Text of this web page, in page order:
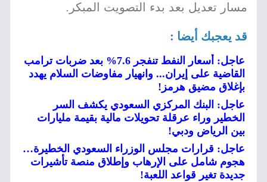
مسار تعديل بعد بدء التصويت المبكر.
قد يعجبك أيضا :
عاجل: أسعار النفط تنفجر 7.6% بعد ضربات ترامب
القاضية على إيران... وانهيار مفاوضات السلام يهدد
بإغلاق مضيق هرمز!
عاجل: البنك المركزي السعودي يكشف السر
الخطير وراء عرقلة تحويلات مالية بقيمة مليارات
بين الرياض ودبي!
عاجل: قرارات مجلس الوزراء السعودي الخطيرة…
هجوم شامل على الإرهاب وإطلاق منصة تأشيرات
جديدة تغير قواعد اللعبة!